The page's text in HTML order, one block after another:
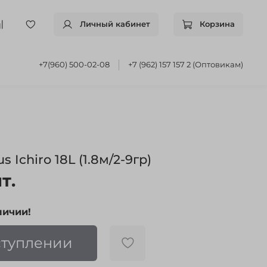
Личный кабинет Корзина
+7(960) 500-02-08 +7 (962) 157 157 2 (Оптовикам)
Ichiro 18L (1.8м/2-9гр)